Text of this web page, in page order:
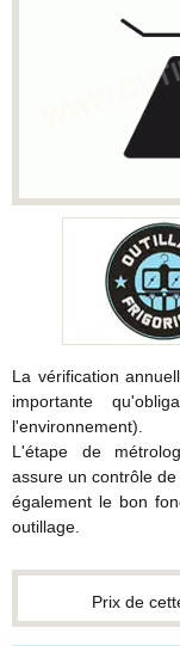
La vérification
importante
l'environnement).
L'étape de
assure un contrôle
également le bon
outillage.
Prix de